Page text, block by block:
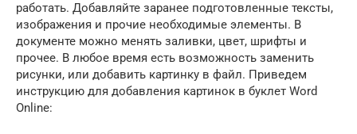
работать. Добавляйте заранее подготовленные тексты,
изображения и прочие необходимые элементы. В
документе можно менять заливки, цвет, шрифты и
прочее. В любое время есть возможность заменить
рисунки, или добавить картинку в файл. Приведем
инструкцию для добавления картинок в буклет Word
Online: